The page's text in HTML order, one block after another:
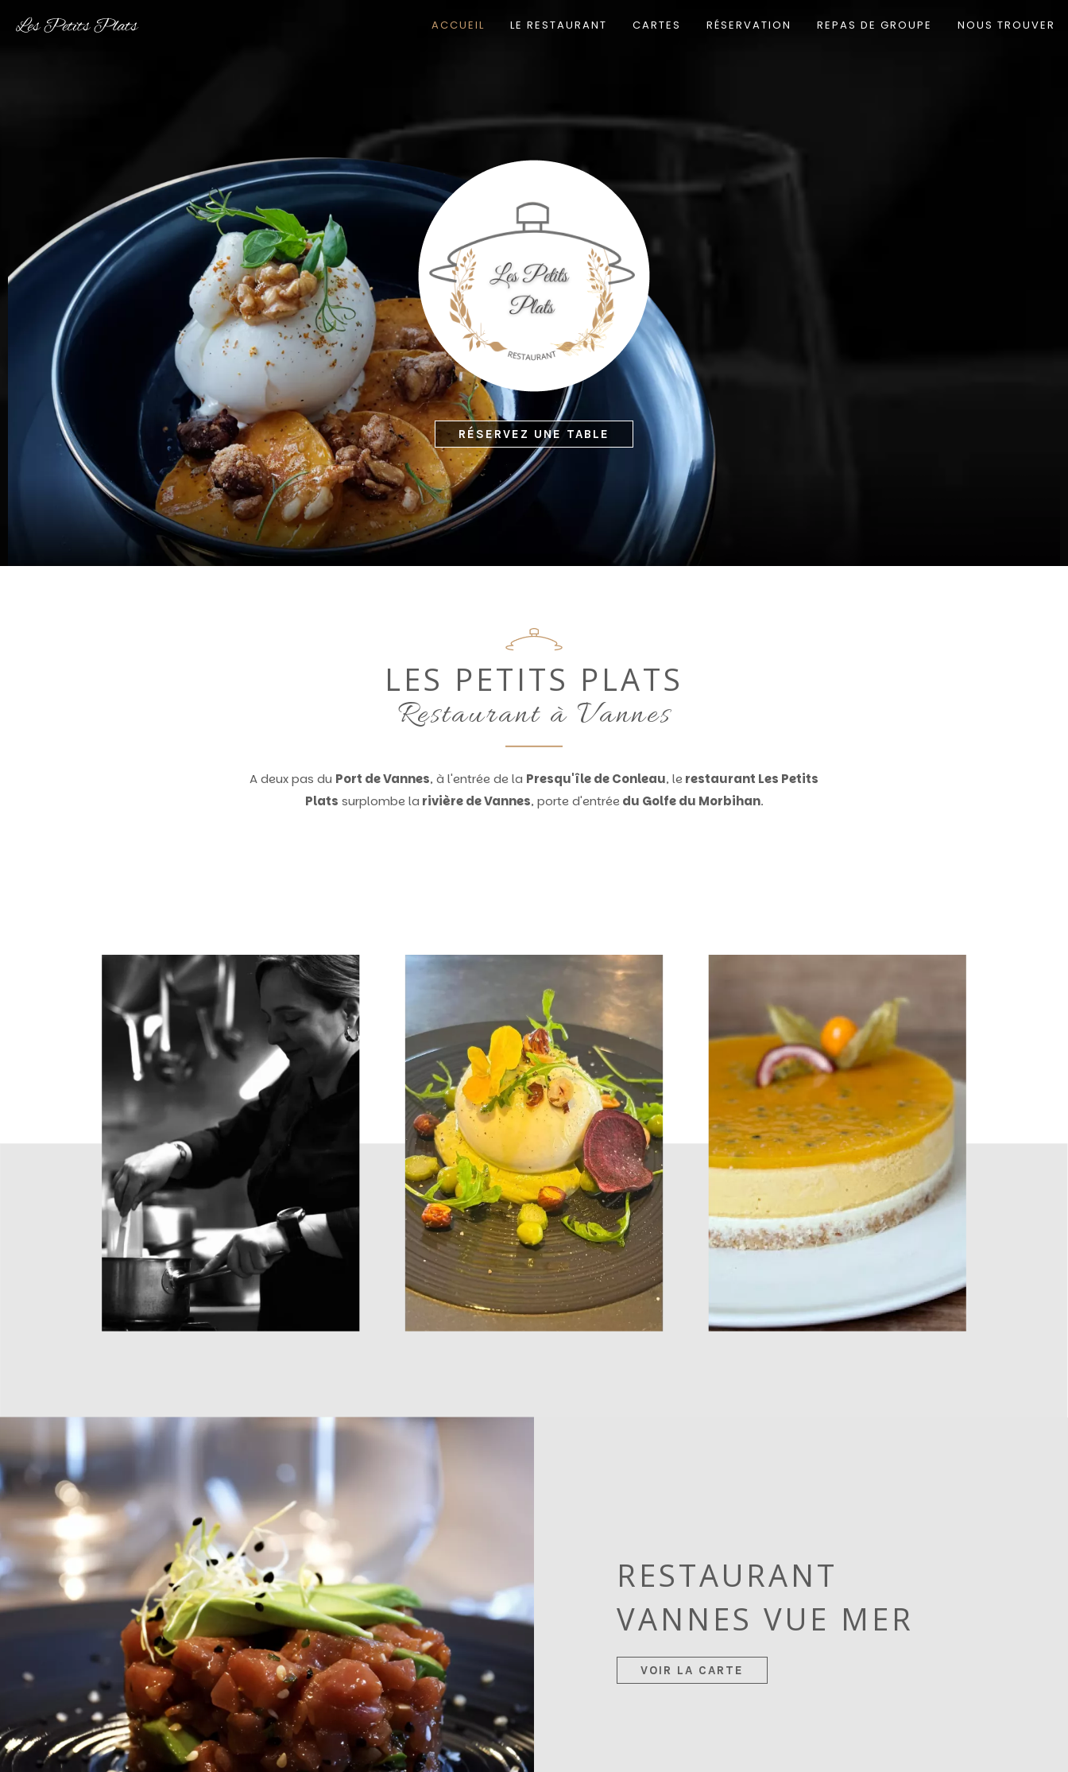
ACCUEIL LE RESTAURANT CARTES RÉSERVATION REPAS DE GROUPE NOUS TROUVER
RÉSERVEZ UNE TABLE
LES PETITS PLATS
Restaurant à Vannes
A deux pas du Port de Vannes, à l'entrée de la Presqu'île de Conleau, lerestaurant Les Petits
Plats surplombe la rivière de Vannes, porte d'entréedu Golfe du Morbihan.
RESTAURANT
VANNES VUE MER
VOIR LA CARTE